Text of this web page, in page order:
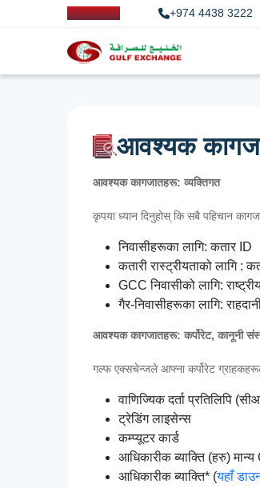
+974 4438 3222
आवश्यक
आवश्यक कागजातहरू: व्यक्तिगत
कृपया ध्यान दिनुहोस् कि सबै पहिचान
निवासीहरूका लागि: कतार ID
कतारी रास्ट्रीयताको लागि :
GCC निवासीको लागि:
गैर-निवासीहरूका लागि:
आवश्यक कागजातहरू: कर्पोरेट, कानूनी
गल्फ एक्सचेन्जले आफ्ना कर्पोरेट
वाणिज्यिक दर्ता प्रतिलिपि
ट्रेडिंग लाइसेन्स
कम्प्यूटर कार्ड
आधिकारीक ब्याक्ति (हरु) मान्य
आधिकारीक ब्याक्ति* (यहाँ